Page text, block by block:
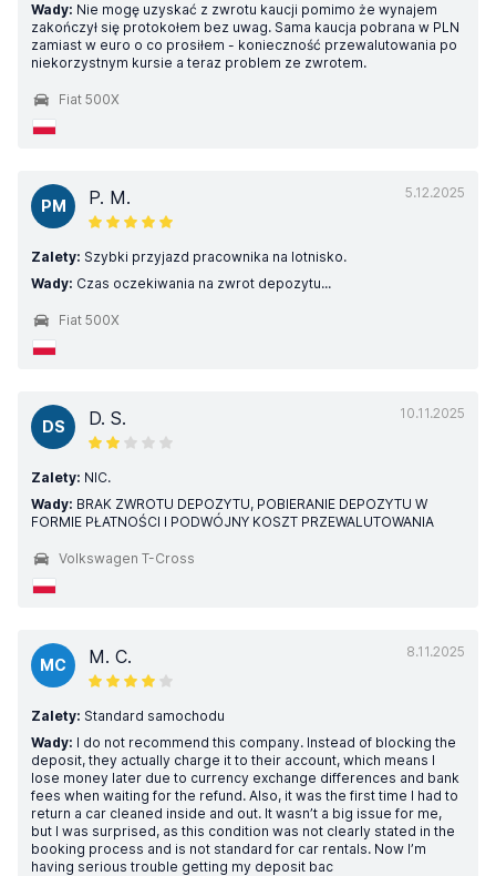
Wady: Nie mogę uzyskać z zwrotu kaucji pomimo że wynajem
zakończył się protokołem bez uwag. Sama kaucja pobrana w PLN
zamiast w euro o co prosiłem - konieczność przewalutowania po
niekorzystnym kursie a teraz problem ze zwrotem.
Fiat 500X
5.12.2025
PM P. M.
Zalety: Szybki przyjazd pracownika na lotnisko.
Wady: Czas oczekiwania na zwrot depozytu...
Fiat 500X
10.11.2025
DS D. S.
Zalety: NIC.
Wady: BRAK ZWROTU DEPOZYTU, POBIERANIE DEPOZYTU W
FORMIE PŁATNOŚCI I PODWÓJNY KOSZT PRZEWALUTOWANIA
Volkswagen T-Cross
8.11.2025
MC M. C.
Zalety: Standard samochodu
Wady: I do not recommend this company. Instead of blocking the
deposit, they actually charge it to their account, which means I
lose money later due to currency exchange differences and bank
fees when waiting for the refund. Also, it was the first time I had to
return a car cleaned inside and out. It wasn’t a big issue for me,
but I was surprised, as this condition was not clearly stated in the
booking process and is not standard for car rentals. Now I’m
having serious trouble getting my deposit bac